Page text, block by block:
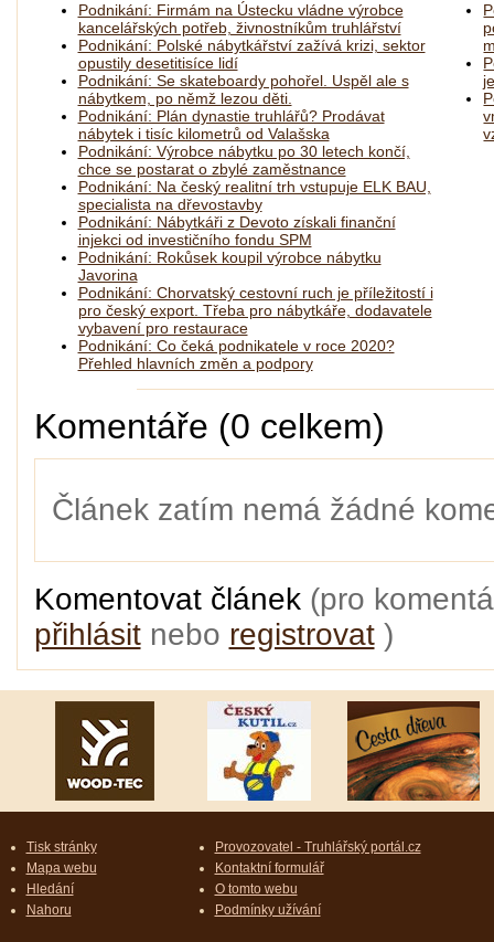
Podnikání: Firmám na Ústecku vládne výrobce
kancelářských potřeb, živnostníkům truhlářství
Podnikání: Polské nábytkářství zažívá krizi, sektor
opustily desetitisíce lidí
Podnikání: Se skateboardy pohořel. Uspěl ale s
nábytkem, po němž lezou děti.
Podnikání: Plán dynastie truhlářů? Prodávat
nábytek i tisíc kilometrů od Valašska
Podnikání: Výrobce nábytku po 30 letech končí,
chce se postarat o zbylé zaměstnance
Podnikání: Na český realitní trh vstupuje ELK BAU,
specialista na dřevostavby
Podnikání: Nábytkáři z Devoto získali finanční
injekci od investičního fondu SPM
Podnikání: Rokůsek koupil výrobce nábytku
Javorina
Podnikání: Chorvatský cestovní ruch je příležitostí i
pro český export. Třeba pro nábytkáře, dodavatele
vybavení pro restaurace
Podnikání: Co čeká podnikatele v roce 2020?
Přehled hlavních změn a podpory
Komentáře (0 celkem)
Článek zatím nemá žádné
Komentovat článek (pro
přihlásitnebo registrovat)
Tisk stránky
Mapa webu
Hledání
Nahoru
Provozovatel - Truhlářský portál.cz
Kontaktní formulář
O tomto webu
Podmínky užívání